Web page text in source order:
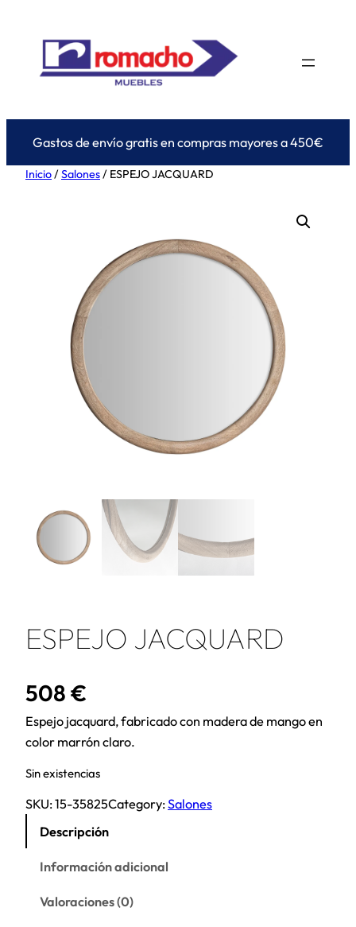
contenido
Gastos de envío gratis en compras mayores a 450€
Inicio/Salones/ ESPEJO JACQUARD
ESPEJO JACQUARD
508 €
Espejo jacquard, fabricado con madera de mango en
color marrón claro.
Sin existencias
SKU:15-35825Category:Salones
Descripción
Información adicional
Valoraciones (0)